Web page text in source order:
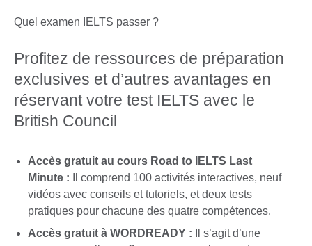
Quel examen IELTS passer ?
Profitez de ressources de préparation
exclusives et d’autres avantages en
réservant votre test IELTS avec le
British Council
Accès gratuit au cours Road to IELTS Last
Minute : Il comprend 100 activités interactives, neuf
vidéos avec conseils et tutoriels, et deux tests
pratiques pour chacune des quatre compétences.
Accès gratuit à WORDREADY : Il s’agit d’une